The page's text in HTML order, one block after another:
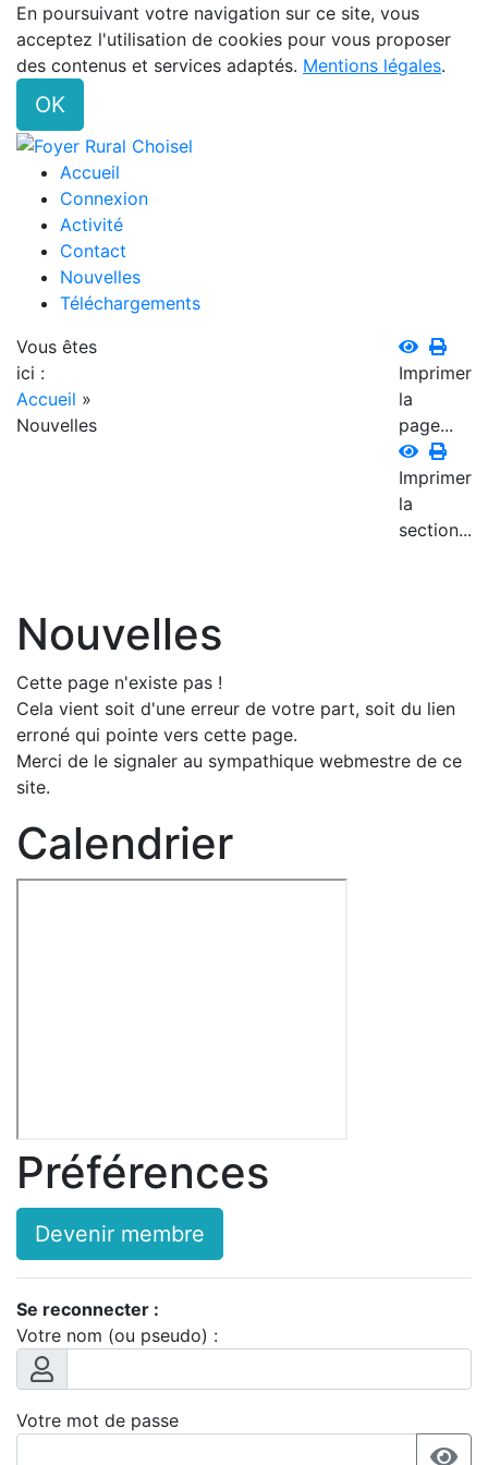
En poursuivant votre navigation sur ce site, vous
acceptez l'utilisation de cookies pour vous proposer
des contenus et services adaptés. Mentions légales.
OK
Accueil
Connexion
Activité
Contact
Nouvelles
Téléchargements
Vous êtes
ici :
Accueil »
Nouvelles
Imprimer
la
page...
Imprimer
la
section...
Nouvelles
Cette page n'existe pas !
Cela vient soit d'une erreur de votre part, soit du lien
erroné qui pointe vers cette page.
Merci de le signaler au sympathique webmestre de ce
site.
Calendrier
Préférences
Devenir membre
Se reconnecter :
Votre nom (ou pseudo) :
Votre mot de passe